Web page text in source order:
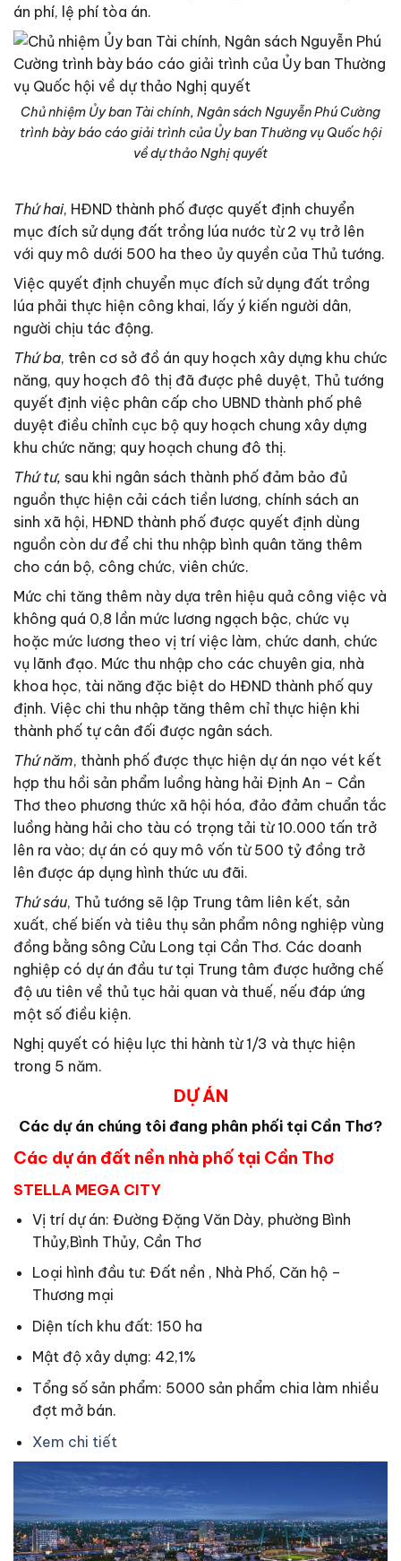
án phí, lệ phí tòa án.
Chủ nhiệm Ủy ban Tài chính, Ngân sách Nguyễn Phú Cường
trình bày báo cáo giải trình của Ủy ban Thường vụ Quốc hội
về dự thảo Nghị quyết
Thứ hai, HĐND thành phố được quyết định chuyển
mục đích sử dụng đất trồng lúa nước từ 2 vụ trở lên
với quy mô dưới 500 ha theo ủy quyền của Thủ tướng.
Việc quyết định chuyển mục đích sử dụng đất trồng
lúa phải thực hiện công khai, lấy ý kiến người dân,
người chịu tác động.
Thứ ba, trên cơ sở đồ án quy hoạch xây dựng khu chức
năng, quy hoạch đô thị đã được phê duyệt, Thủ tướng
quyết định việc phân cấp cho UBND thành phố phê
duyệt điều chỉnh cục bộ quy hoạch chung xây dựng
khu chức năng; quy hoạch chung đô thị.
Thứ tư, sau khi ngân sách thành phố đảm bảo đủ
nguồn thực hiện cải cách tiền lương, chính sách an
sinh xã hội, HĐND thành phố được quyết định dùng
nguồn còn dư để chi thu nhập bình quân tăng thêm
cho cán bộ, công chức, viên chức.
Mức chi tăng thêm này dựa trên hiệu quả công việc và
không quá 0,8 lần mức lương ngạch bậc, chức vụ
hoặc mức lương theo vị trí việc làm, chức danh, chức
vụ lãnh đạo. Mức thu nhập cho các chuyên gia, nhà
khoa học, tài năng đặc biệt do HĐND thành phố quy
định. Việc chi thu nhập tăng thêm chỉ thực hiện khi
thành phố tự cân đối được ngân sách.
Thứ năm, thành phố được thực hiện dự án nạo vét kết
hợp thu hồi sản phẩm luồng hàng hải Định An – Cần
Thơ theo phương thức xã hội hóa, đảo đảm chuẩn tắc
luồng hàng hải cho tàu có trọng tải từ 10.000 tấn trở
lên ra vào; dự án có quy mô vốn từ 500 tỷ đồng trở
lên được áp dụng hình thức ưu đãi.
Thứ sáu, Thủ tướng sẽ lập Trung tâm liên kết, sản
xuất, chế biến và tiêu thụ sản phẩm nông nghiệp vùng
đồng bằng sông Cửu Long tại Cần Thơ. Các doanh
nghiệp có dự án đầu tư tại Trung tâm được hưởng chế
độ ưu tiên về thủ tục hải quan và thuế, nếu đáp ứng
một số điều kiện.
Nghị quyết có hiệu lực thi hành từ 1/3 và thực hiện
trong 5 năm.
DỰ ÁN
Các dự án chúng tôi đang phân phối tại Cần Thơ?
Các dự án đất nền nhà phố tại Cần Thơ
STELLA MEGA CITY
Vị trí dự án: Đường Đặng Văn Dày, phường Bình
Thủy,Bình Thủy, Cần Thơ
Loại hình đầu tư: Đất nền , Nhà Phố, Căn hộ –
Thương mại
Diện tích khu đất: 150 ha
Mật độ xây dựng: 42,1%
Tổng số sản phẩm: 5000 sản phẩm chia làm nhiều
đợt mở bán.
Xem chi tiết